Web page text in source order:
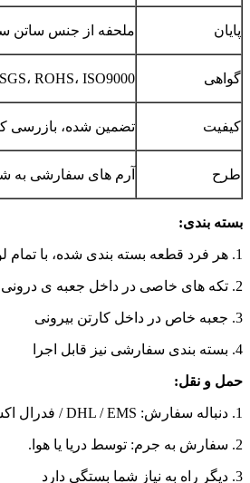
پایان ملحفه از جنس ساتن
گواهی SGS، ROHS، ISO9000
کیفیت تضمین شده، بازرسی
طرح آرم های سفارشی به
بسته بندی:
1. هر فرد قطعه بسته بندی شده، با تمام لوازم جانبی
2. تکه های خاصی در داخل جعبه ی درونی
3. جعبه خاص در داخل کارتن بیرونی
4. بسته بندی سفارشی نیز قابل اجرا
حمل و نقل:
1. دنباله سفارش: DHL / EMS / فدرال اکسپرس / TNT / یو پی اس
2. سفارش به جرم: توسط دریا یا هوا.
3. دیگر راه به نیاز شما بستگی دارد